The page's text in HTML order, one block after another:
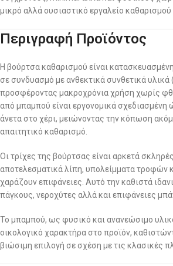
μικρό αλλά ουσιαστικό εργαλείο καθαρισμού
Περιγραφή Προϊόντος
Η βούρτσα καθαρισμού είναι
σε συνδυασμό με ανθεκτικά συνθετικά υλικά
προσφέροντας μακροχρόνια χρήση χωρίς
από μπαμπού είναι εργονομικά σχεδιασμένη
άνετα στο χέρι, μειώνοντας την κόπωση
απαιτητικό καθαρισμό.
Οι τρίχες της βούρτσας είναι αρκετά
αποτελεσματικά λίπη, υπολείμματα τροφών
χαράζουν επιφάνειες. Αυτό την καθιστά
πάγκους, νεροχύτες αλλά και επιφάνειες
Το μπαμπού, ως φυσικό και ανανεώσιμο
οικολογικό χαρακτήρα στο προϊόν,
βιώσιμη επιλογή σε σχέση με τις κλασικές